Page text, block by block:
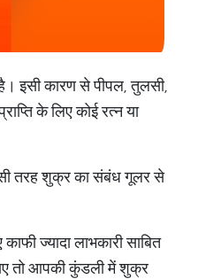
है। इसी कारण से पीपल, तुलसी,
के लिए कोई रत्न या
तरह शुक्र का संबंध गूलर से
ज्यादा लाभकारी साबित
तो आपकी कुंडली में शुक्र